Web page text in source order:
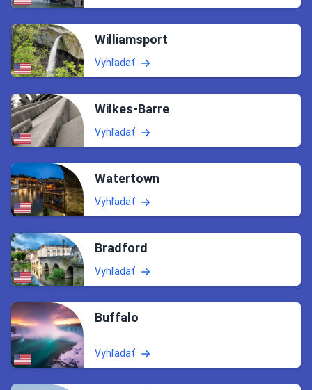
Williamsport
Vyhľadať
Wilkes-Barre
Vyhľadať
Watertown
Vyhľadať
Bradford
Vyhľadať
Buffalo
Vyhľadať